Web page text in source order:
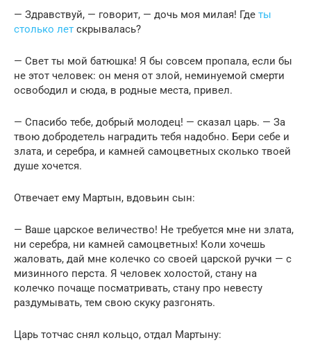
— Здравствуй, — говорит, — дочь моя милая! Где ты
столько лет скрывалась?
— Свет ты мой батюшка! Я бы совсем пропала, если бы
не этот человек: он меня от злой, неминуемой смерти
освободил и сюда, в родные места, привел.
— Спасибо тебе, добрый молодец! — сказал царь. — За
твою добродетель наградить тебя надобно. Бери ceбе и
злата, и серебра, и камней самоцветных сколько твоей
душе хочется.
Отвечает ему Мартын, вдовьин сын:
— Ваше царское величество! Не требуется мне ни злата,
ни серебра, ни камней самоцветных! Коли хочешь
жаловать, дай мне колечко со своей царской ручки — с
мизинного перста. Я человек холостой, стану на
колечко почаще посматривать, стану про невесту
раздумывать, тем свою скуку разгонять.
Царь тотчас снял кольцо, отдал Мартыну: